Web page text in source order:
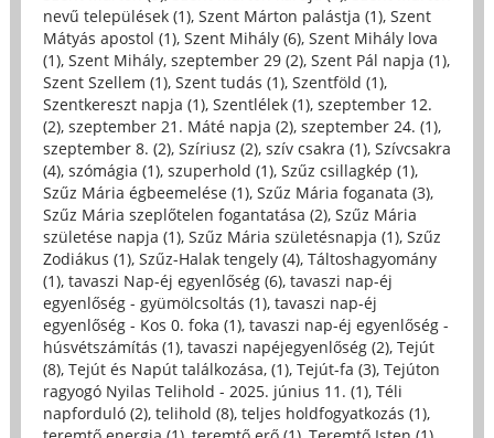
nevű települések (1), Szent Márton palástja (1), Szent
Mátyás apostol (1), Szent Mihály (6), Szent Mihály lova
(1), Szent Mihály, szeptember 29 (2), Szent Pál napja (1),
Szent Szellem (1), Szent tudás (1), Szentföld (1),
Szentkereszt napja (1), Szentlélek (1), szeptember 12.
(2), szeptember 21. Máté napja (2), szeptember 24. (1),
szeptember 8. (2), Szíriusz (2), szív csakra (1), Szívcsakra
(4), szómágia (1), szuperhold (1), Szűz csillagkép (1),
Szűz Mária égbeemelése (1), Szűz Mária foganata (3),
Szűz Mária szeplőtelen fogantatása (2), Szűz Mária
születése napja (1), Szűz Mária születésnapja (1), Szűz
Zodiákus (1), Szűz-Halak tengely (4), Táltoshagyomány
(1), tavaszi Nap-éj egyenlőség (6), tavaszi nap-éj
egyenlőség - gyümölcsoltás (1), tavaszi nap-éj
egyenlőség - Kos 0. foka (1), tavaszi nap-éj egyenlőség -
húsvétszámítás (1), tavaszi napéjegyenlőség (2), Tejút
(8), Tejút és Napút találkozása, (1), Tejút-fa (3), Tejúton
ragyogó Nyilas Telihold - 2025. június 11. (1), Téli
napforduló (2), telihold (8), teljes holdfogyatkozás (1),